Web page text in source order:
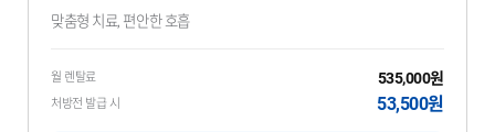
맞춤형 치료, 편안한 호흡
월 렌탈료 535,000원
처방전 발급 시 53,500원